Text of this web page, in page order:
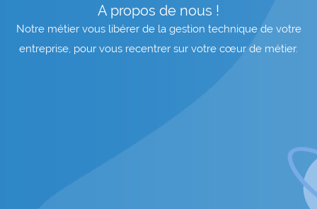
A propos de nous !
Notre métier vous libérer de la gestion technique de votre
entreprise, pour vous recentrer sur votre cœur de métier.